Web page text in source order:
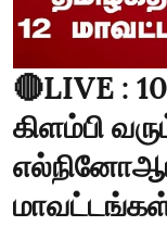
🔴LIVE :
கிளம்பி